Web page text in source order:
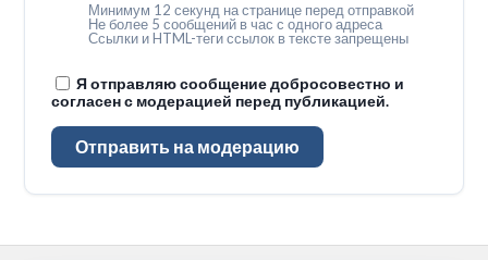
Минимум 12 секунд на странице перед отправкой
Не более 5 сообщений в час с одного адреса
Ссылки и HTML-теги ссылок в тексте запрещены
Я отправляю сообщение добросовестно и
согласен с модерацией перед публикацией.
Отправить на модерацию